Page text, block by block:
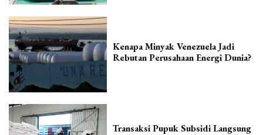
Kenapa Minyak Venezuela Jadi
Rebutan Perusahaan Energi Dunia?
Transaksi Pupuk Subsidi Langsung